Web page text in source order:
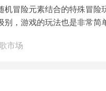
冒险元素结合的特殊冒险
，游戏的玩法也是非常简
市场